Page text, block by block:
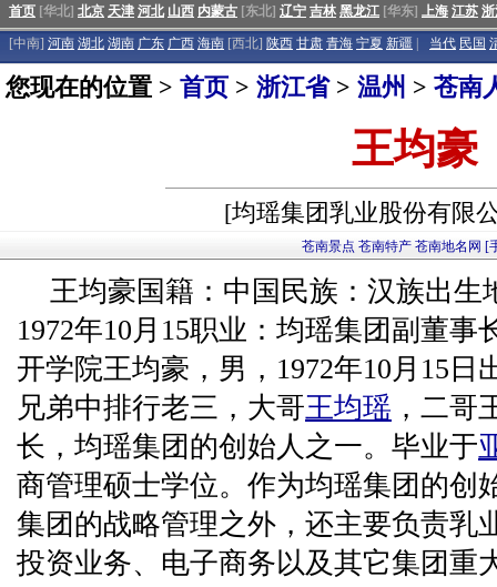
首页 [华北] 北京 天津 河北 山西 内蒙古 [东北] 辽宁 吉林 黑龙江 [华东] 上海 江苏
[中南] 河南 湖北 湖南 广东 广西 海南 [西北] 陕西 甘肃 青海 宁夏 新疆 当代 民国
您现在的位置 > 首页 > 浙江省> 温州 > 苍南
王均豪
[均瑶集团乳业股份有限
苍南景点 苍南特产 苍南地名网 [
王均豪国籍：中国民族：汉族出生
1972年10月15职业：均瑶集团副董事
开学院王均豪，男，1972年10月15日
兄弟中排行老三，大哥王均瑶 ，二哥
长，均瑶集团的创始人之一。毕业于
商管理硕士学位。作为均瑶集团的创
集团的战略管理之外，还主要负责乳
投资业务、电子商务以及其它集团重